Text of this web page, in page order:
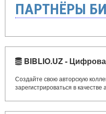
ПАРТНЁРЫ
BIBLIO.UZ -
Создайте свою авторскую
зарегистрироваться в качестве